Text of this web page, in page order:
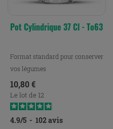
Pot Cylindrique 37 Cl - To63
Format standard pour conserver
vos légumes
Prix
10,80 €
Le lot de 12
4.9/5 - 102avis